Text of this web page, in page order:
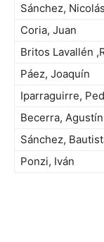
Sánchez, Nicolás
Coria, Juan
Britos Lavallén
Páez, Joaquín
Iparraguirre,
Becerra, Agustín
Sánchez,
Ponzi, Iván